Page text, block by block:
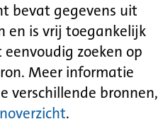
bevat gegevens uit
en is vrij toegankelijk
zoeken op
Meer informatie
verschillende bronnen,
.